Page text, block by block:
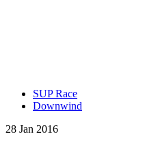
SUP Race
Downwind
28 Jan 2016